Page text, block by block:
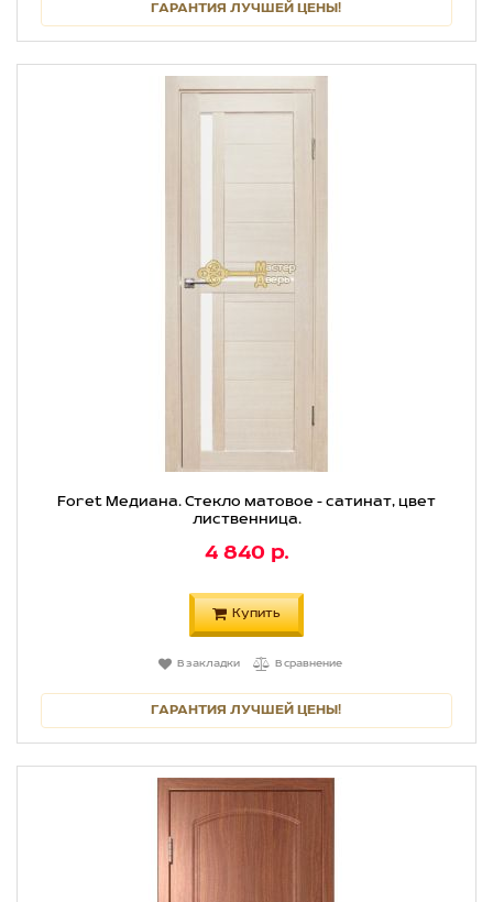
ГАРАНТИЯ ЛУЧШЕЙ ЦЕНЫ!
Foret Медиана. Стекло матовое - сатинат, цвет
лиственница.
4 840 р.
Купить
В закладки В сравнение
ГАРАНТИЯ ЛУЧШЕЙ ЦЕНЫ!